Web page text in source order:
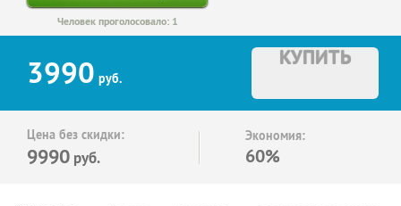
Человек проголосовало: 1
3990 руб.
КУПИТЬ
Цена без скидки:
9990 руб.
Экономия:
60%